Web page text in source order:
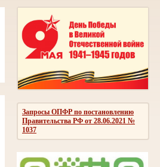
podolsky.mo@sudrf.ru
Запросы ОПФР по постановлению
Правительства РФ от 28.06.2021 №
1037